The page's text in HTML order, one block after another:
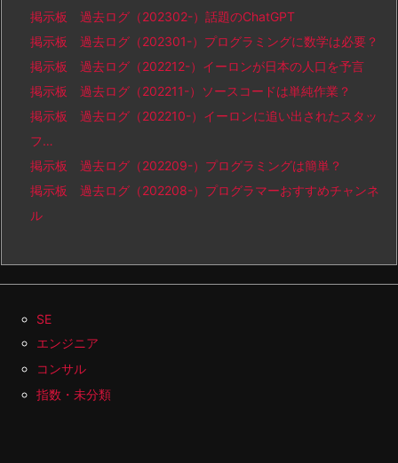
掲示板 過去ログ（202302-）話題のChatGPT
掲示板 過去ログ（202301-）プログラミングに数学は必要？
掲示板 過去ログ（202212-）イーロンが日本の人口を予言
掲示板 過去ログ（202211-）ソースコードは単純作業？
掲示板 過去ログ（202210-）イーロンに追い出されたスタッ
フ…
掲示板 過去ログ（202209-）プログラミングは簡単？
掲示板 過去ログ（202208-）プログラマーおすすめチャンネ
ル
SE
エンジニア
コンサル
指数・未分類